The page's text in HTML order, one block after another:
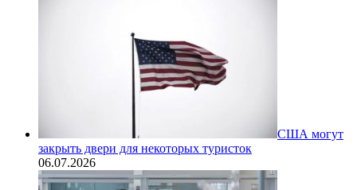
США могут
закрыть двери для некоторых туристок
06.07.2026